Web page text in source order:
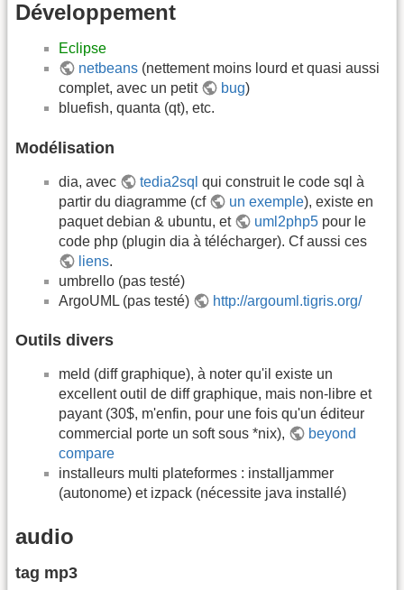
Développement
Eclipse
netbeans (nettement moins lourd et quasi aussi
complet, avec un petit
bug)
bluefish, quanta (qt), etc.
Modélisation
dia, avec tedia2sql qui construit le code sql à
partir du diagramme (cf
un exemple), existe en
paquet debian & ubuntu, et
uml2php5 pour le
code php (plugin dia à télécharger). Cf aussi ces
liens.
umbrello (pas testé)
ArgoUML (pas testé)
http://argouml.tigris.org/
Outils divers
meld (diff graphique), à noter qu'il existe un
excellent outil de diff graphique, mais non-libre et
payant (30$, m'enfin, pour une fois qu'un éditeur
commercial porte un soft sous *nix),
beyond
compare
installeurs multi plateformes : installjammer
(autonome) et izpack (nécessite java installé)
audio
tag mp3